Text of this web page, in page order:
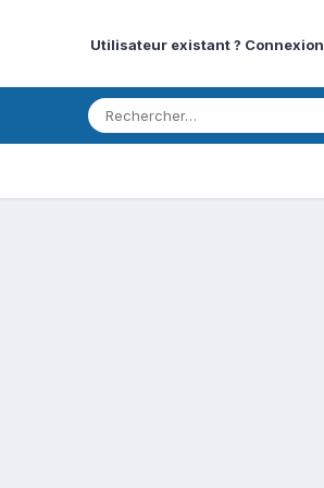
Utilisateur existant ? Connexion